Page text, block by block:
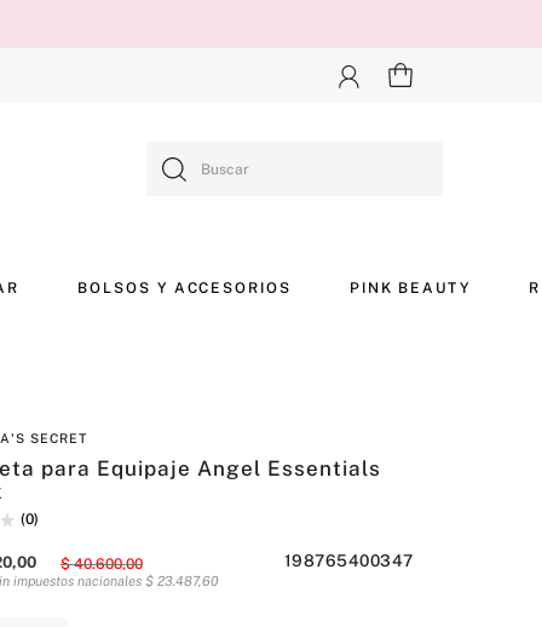
BOLSOS Y ACCESORIOS PINK BEAUTY
SECRET
para Equipaje Angel Essentials
(0)
,00 $ 40.600,00 198765400347
impuestos nacionales $ 23.487,60